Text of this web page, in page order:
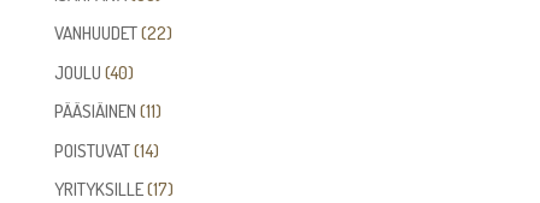
tuotetta
VANHUUDET 2222
JOULU 4040
tuotetta
PÄÄSIÄINEN 1111
tuotetta
POISTUVAT 1414
tuotetta
YRITYKSILLE 1717